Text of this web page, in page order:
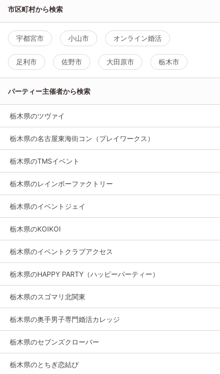
市区町村から検索
宇都宮市 小山市 オンライン婚活
足利市 佐野市 大田原市 栃木市
パーティー主催者から検索
栃木県のツヴァイ
栃木県の名古屋東海街コン（プレイワークス）
栃木県のTMSイベント
栃木県のレインボーファクトリー
栃木県のイベントジェイ
栃木県のKOIKOI
栃木県のイベントクラブアクセス
栃木県のHAPPY PARTY（ハッピーパーティー）
栃木県のスゴマリ北関東
栃木県の奥手男子専門婚活カレッジ
栃木県のセブンズクローバー
栃木県のとちぎ恋結び